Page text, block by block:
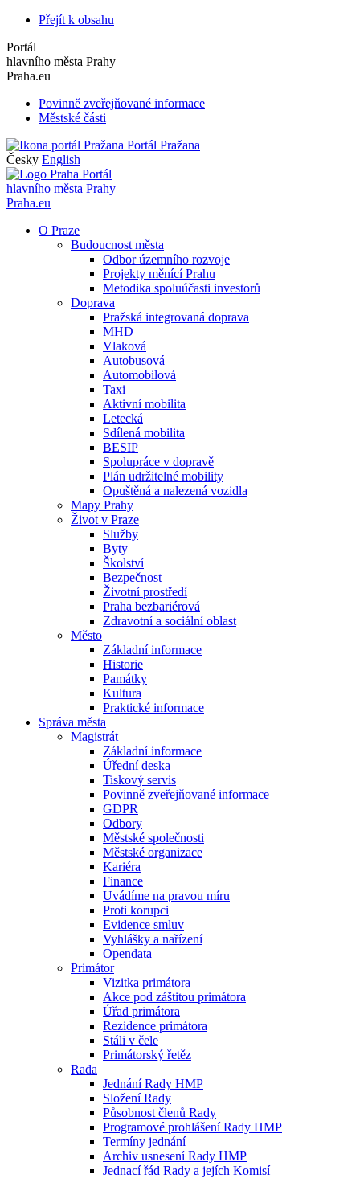
Přejít k obsahu
Portál
hlavního města Prahy
Praha.eu
Povinně zveřejňované informace
Městské části
Portál Pražana
Česky English
Portál
hlavního města Prahy
Praha.eu
O Praze
Budoucnost města
Odbor územního rozvoje
Projekty měnící Prahu
Metodika spoluúčasti investorů
Doprava
Pražská integrovaná doprava
MHD
Vlaková
Autobusová
Automobilová
Taxi
Aktivní mobilita
Letecká
Sdílená mobilita
BESIP
Spolupráce v dopravě
Plán udržitelné mobility
Opuštěná a nalezená vozidla
Mapy Prahy
Život v Praze
Služby
Byty
Školství
Bezpečnost
Životní prostředí
Praha bezbariérová
Zdravotní a sociální oblast
Město
Základní informace
Historie
Památky
Kultura
Praktické informace
Správa města
Magistrát
Základní informace
Úřední deska
Tiskový servis
Povinně zveřejňované informace
GDPR
Odbory
Městské společnosti
Městské organizace
Kariéra
Finance
Uvádíme na pravou míru
Proti korupci
Evidence smluv
Vyhlášky a nařízení
Opendata
Primátor
Vizitka primátora
Akce pod záštitou primátora
Úřad primátora
Rezidence primátora
Stáli v čele
Primátorský řetěz
Rada
Jednání Rady HMP
Složení Rady
Působnost členů Rady
Programové prohlášení Rady HMP
Termíny jednání
Archiv usnesení Rady HMP
Jednací řád Rady a jejích Komisí